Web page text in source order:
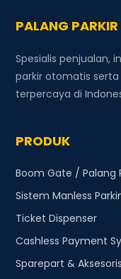
PALANG
Spesialis penjualan,
parkir otomatis
terpercaya di
PRODUK
Boom Gate / Palang
Sistem Manless
Ticket Dispenser
Cashless Payment
Sparepart & Aksesoris